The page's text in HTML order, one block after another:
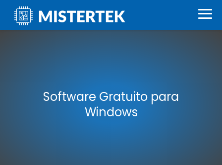
Software Gratuito para
Windows